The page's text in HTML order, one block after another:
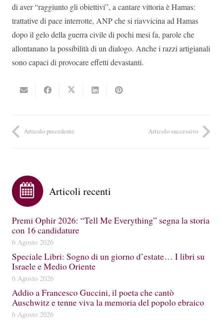
di aver “raggiunto gli obiettivi”, a cantare vittoria è Hamas:
trattative di pace interrotte, ANP che si riavvicina ad Hamas
dopo il gelo della guerra civile di pochi mesi fa, parole che
allontanano la possibilità di un dialogo. Anche i razzi artigianali
sono capaci di provocare effetti devastanti.
Articolo precedente Articolo successivo
Articoli recenti
Premi Ophir 2026: “Tell Me Everything” segna la storia
con 16 candidature
6 Agosto 2026
Speciale Libri: Sogno di un giorno d’estate… I libri su
Israele e Medio Oriente
6 Agosto 2026
Addio a Francesco Guccini, il poeta che cantò
Auschwitz e tenne viva la memoria del popolo ebraico
6 Agosto 2026